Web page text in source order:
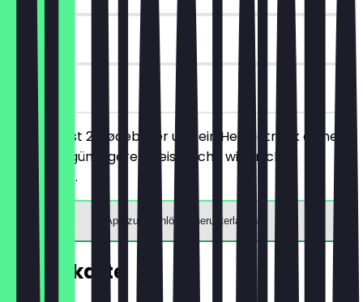
90 Tage
vor Ort
Du bestellst 2 Flødeboller und ein Heißgetränk deiner
Wahl, der günstigere/preisgleiche wird nicht
berechnet.
App zum Einlösen herunterladen
Speisekarte